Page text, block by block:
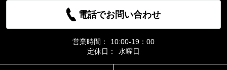
電話でお問い合わせ
営業時間：
10:00-19：00
定休日：
水曜日